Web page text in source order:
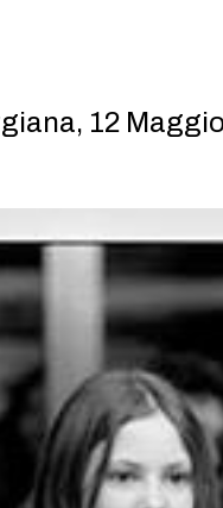
12 Maggio